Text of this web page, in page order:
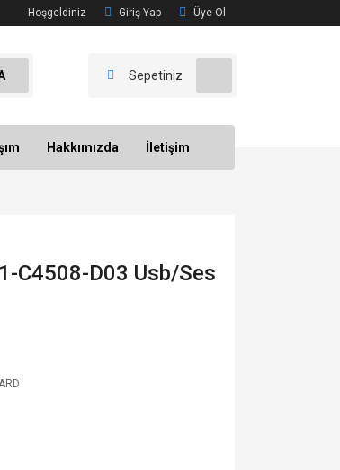
Hoşgeldiniz Giriş Yap Üye Ol
Sepetiniz
Hakkımızda İletişim
C4508-D03 Usb/Ses